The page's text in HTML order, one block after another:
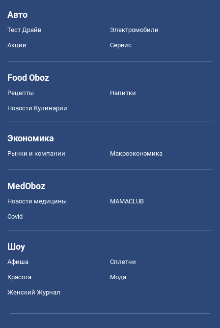
Авто
Тест Драйв Электромобили
Акции Сервис
Food Oboz
Рецепты Напитки
Новости Кулинарии
Экономика
Рынки и компании Mакроэкономика
MedOboz
Новости медицины MAMACLUB
Covid
Шоу
Афиша Сплетни
Красота Мода
Женский Журнал